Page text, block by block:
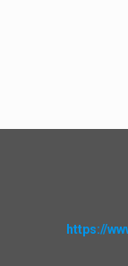
https://